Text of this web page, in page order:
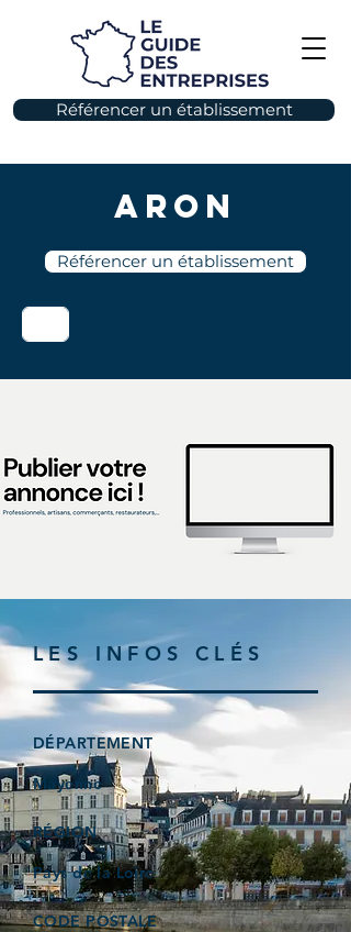
Référencer un établissement
Aron
Référencer un établissement
LES INFOS CLÉS
DÉPARTEMENT
Mayenne
RÉGION
Pays de la Loire
CODE POSTALE